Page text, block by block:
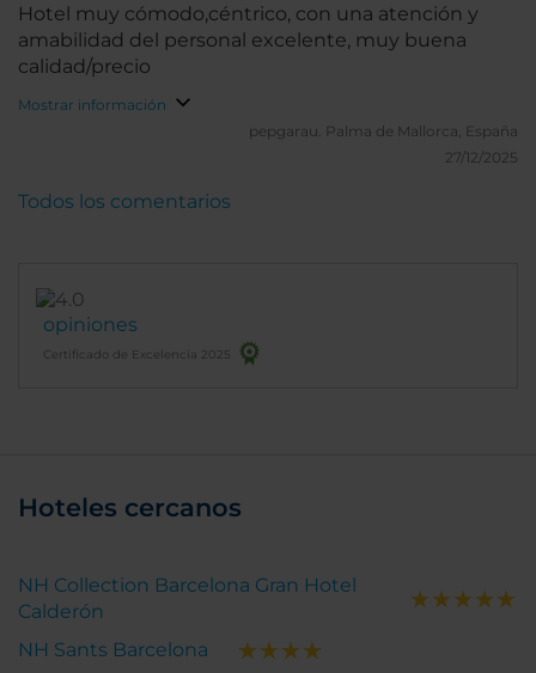
Hotel muy cómodo,céntrico, con una atención y
amabilidad del personal excelente, muy buena
calidad/precio
Mostrar información
pepgarau.
Palma de Mallorca, España
27/12/2025
opiniones
Certificado de Excelencia 2025
Todos los comentarios
Hoteles cercanos
NH Collection Barcelona Gran Hotel
Calderón
NH Sants Barcelona